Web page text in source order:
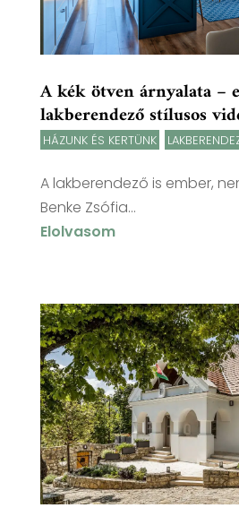
A kék ötven árnyalata –
lakberendező stílusos
HÁZUNK ÉS KERTÜNK
A lakberendező is ember,
Benke Zsófia...
Elolvasom